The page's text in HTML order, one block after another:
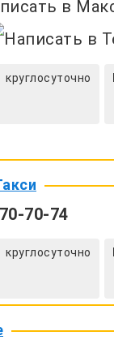
круглосуточно
70-74
круглосуточно